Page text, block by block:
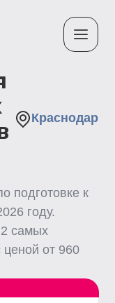
Краснодар
подготовке к
году.
2 самых
ценой от 960